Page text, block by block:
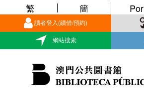
讀者登入(續借/預約)
網站搜索
繁 簡